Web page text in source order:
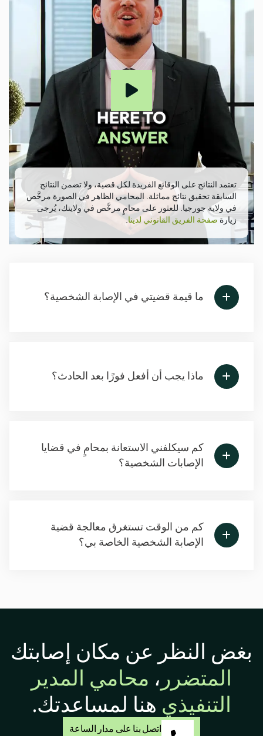
تعتمد النتائج على الوقائع الفريدة لكل قضية، ولا تضمن النتائج
السابقة تحقيق نتائج مماثلة. المحامي الظاهر في الصورة مرخَّص
في ولاية جورجيا. للعثور على محامٍ مرخَّص في ولايتك، يُرجى
زيارة صفحة الفريق القانوني لدينا.
ما قيمة قضيتي في الإصابة الشخصية؟
ماذا يجب أن أفعل فورًا بعد الحادث؟
كم سيكلفني الاستعانة بمحامٍ في قضايا
الإصابات الشخصية؟
كم من الوقت تستغرق معالجة قضية
الإصابة الشخصية الخاصة بي؟
بغض النظر عن مكان إصابتك
المتضرر ، محامي المدير
التنفيذي هنا لمساعدتك.
اتصل بنا على مدار الساعة